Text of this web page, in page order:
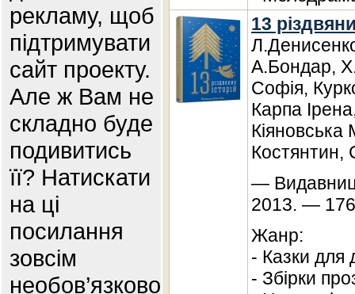
рекламу, щоб
підтримувати
сайт проекту.
Але ж Вам не
складно буде
подивитись
її? Натискати
на ці
посилання
зовсім
необов’язково
13
А.Бондар,
Софія,
Карпа
Костянтин,
—
2013. —
Жанр:
- Казки для
- Збірки